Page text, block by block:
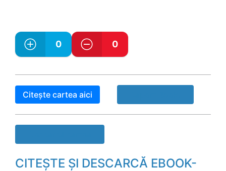
0 0
Citește cartea aici
CITEȘTE ȘI DESCARCĂ EBOOK-